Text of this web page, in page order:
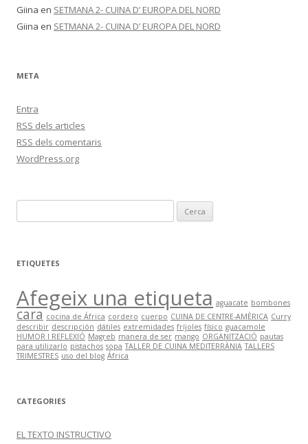
Giina en SETMANA 2- CUINA D’ EUROPA DEL NORD
Giina en SETMANA 2- CUINA D’ EUROPA DEL NORD
META
Entra
RSS dels articles
RSS dels comentaris
WordPress.org
e
c
ETIQUETES
Afegeix una etiqueta aguacate bombones
cara cocina de África cordero cuerpo CUINA DE CENTRE-AMÈRICA Curry
describir descripción dátiles extremidades fríjoles físico guacamole
HUMOR I REFLEXIÓ Magreb manera de ser mango ORGANITZACIÓ pautas
para utilizarlo pistachos sopa TALLER DE CUINA MEDITERRÀNIA TALLERS
TRIMESTRES uso del blog África
CATEGORIES
EL TEXTO INSTRUCTIVO